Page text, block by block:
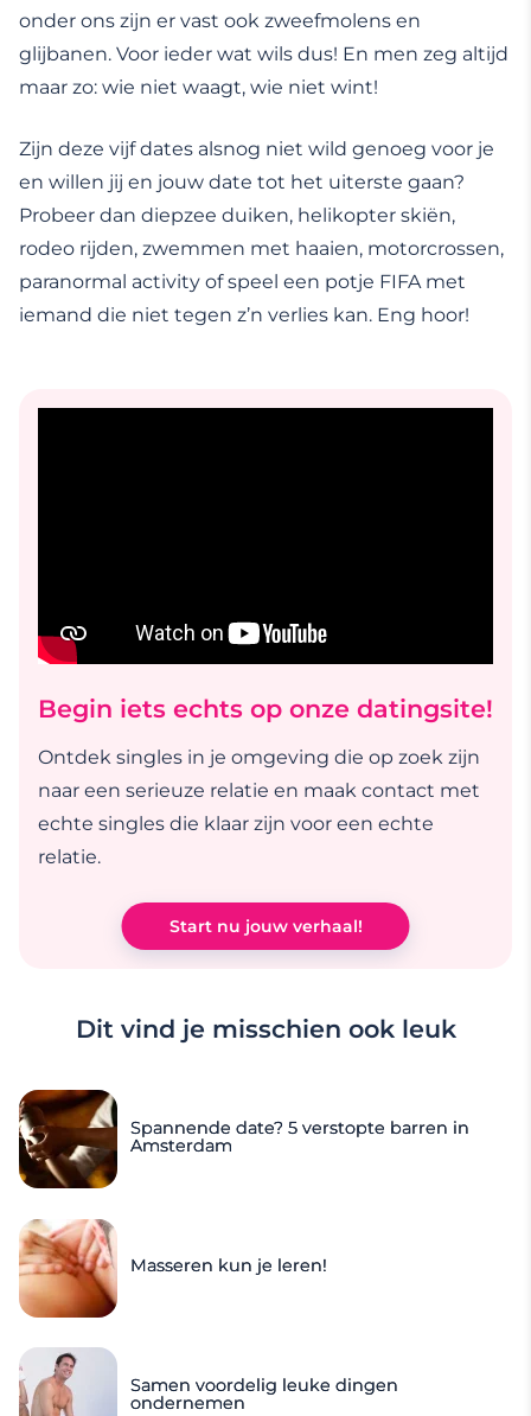
onder ons zijn er vast ook zweefmolens en
glijbanen. Voor ieder wat wils dus! En men zeg altijd
maar zo: wie niet waagt, wie niet wint!
Zijn deze vijf dates alsnog niet wild genoeg voor je
en willen jij en jouw date tot het uiterste gaan?
Probeer dan diepzee duiken, helikopter skiën,
rodeo rijden, zwemmen met haaien, motorcrossen,
paranormal activity of speel een potje FIFA met
iemand die niet tegen z’n verlies kan. Eng hoor!
Begin iets echts op onze datingsite!
Ontdek singles in je omgeving die op zoek zijn
naar een serieuze relatie en maak contact met
echte singles die klaar zijn voor een echte
relatie.
Start nu jouw verhaal!
Dit vind je misschien ook leuk
Spannende date? 5 verstopte barren in
Amsterdam
Masseren kun je leren!
Samen voordelig leuke dingen
ondernemen